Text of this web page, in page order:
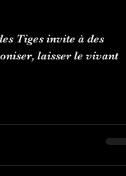
Tiges invite à des
laisser le vivant